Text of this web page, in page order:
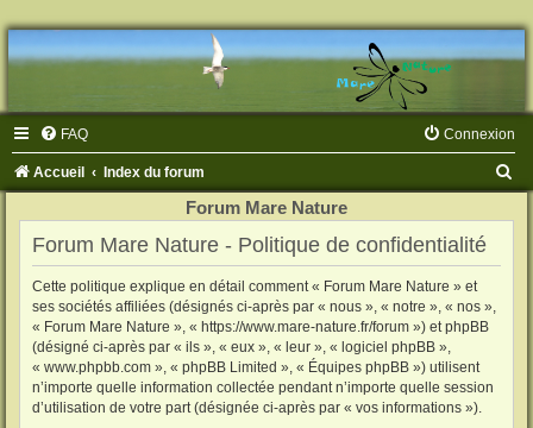
FAQ Connexion
Accueil Index du forum
Forum Mare Nature
Forum Mare Nature - Politique de confidentialité
Cette politique explique en détail comment « Forum Mare Nature » et
ses sociétés affiliées (désignés ci-après par « nous », « notre », « nos »,
« Forum Mare Nature », « https://www.mare-nature.fr/forum ») et phpBB
(désigné ci-après par « ils », « eux », « leur », « logiciel phpBB »,
« www.phpbb.com », « phpBB Limited », « Équipes phpBB ») utilisent
n’importe quelle information collectée pendant n’importe quelle session
d’utilisation de votre part (désignée ci-après par « vos informations »).